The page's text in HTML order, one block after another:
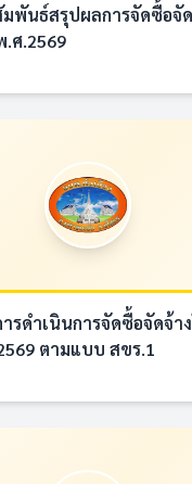
พันธ์สรุปผลการจัดซื้อจั
.ศ.2569
รดำเนินการจัดซื้อจัดจ้า
ตามแบบ สขร.1